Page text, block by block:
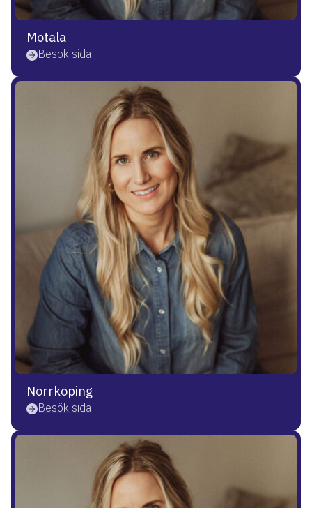
Motala
Besök sida
Norrköping
Besök sida